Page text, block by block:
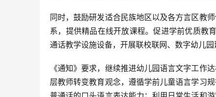
同时，鼓励研发适合民族地区以及各方言区教
系，提供精品在线开放课程。促进学前优质教
通话教学设施设备，开展联校联网、数字幼儿园
《通知》要求，继续推进幼儿园语言文字工作
层教师转变教育观念，遵循学前儿童语言学习